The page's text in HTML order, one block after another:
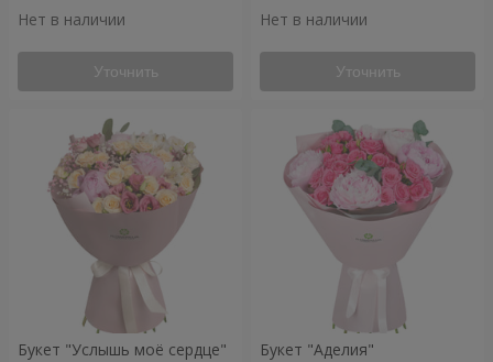
Нет в наличии
Уточнить
Нет в наличии
Уточнить
Букет "Услышь моё сердце" Букет "Аделия"